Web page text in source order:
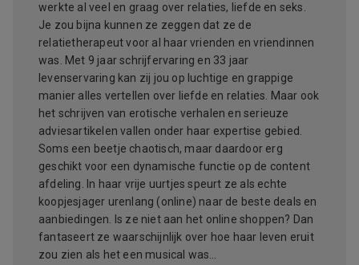
werkte al veel en graag over relaties, liefde en seks.
Je zou bijna kunnen ze zeggen dat ze de
relatietherapeut voor al haar vrienden en vriendinnen
was. Met 9 jaar schrijfervaring en 33 jaar
levenservaring kan zij jou op luchtige en grappige
manier alles vertellen over liefde en relaties. Maar ook
het schrijven van erotische verhalen en serieuze
adviesartikelen vallen onder haar expertise gebied.
Soms een beetje chaotisch, maar daardoor erg
geschikt voor een dynamische functie op de content
afdeling. In haar vrije uurtjes speurt ze als echte
koopjesjager urenlang (online) naar de beste deals en
aanbiedingen. Is ze niet aan het online shoppen? Dan
fantaseert ze waarschijnlijk over hoe haar leven eruit
zou zien als het een musical was…